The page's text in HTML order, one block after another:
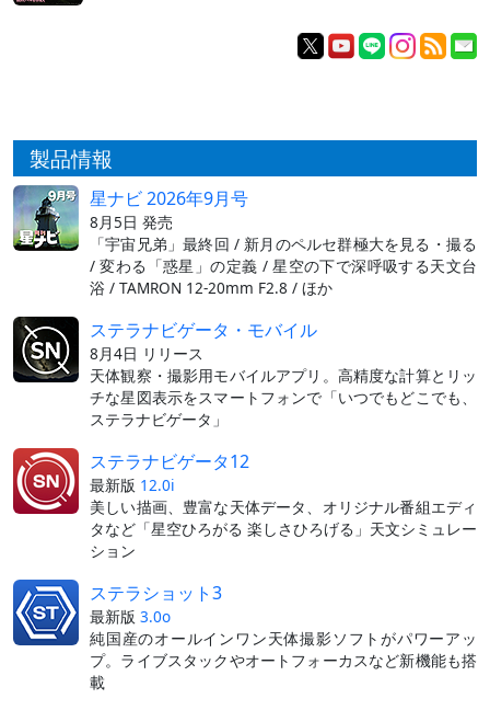
製品情報
星ナビ 2026年9月号
8月5日 発売
「宇宙兄弟」最終回 / 新月のペルセ群極大を見る・撮る
/ 変わる「惑星」の定義 / 星空の下で深呼吸する天文台
浴 / TAMRON 12-20mm F2.8 / ほか
ステラナビゲータ・モバイル
8月4日 リリース
天体観察・撮影用モバイルアプリ。高精度な計算とリッ
チな星図表示をスマートフォンで「いつでもどこでも、
ステラナビゲータ」
ステラナビゲータ12
最新版 12.0i
美しい描画、豊富な天体データ、オリジナル番組エディ
タなど「星空ひろがる 楽しさひろげる」天文シミュレー
ション
ステラショット3
最新版 3.0o
純国産のオールインワン天体撮影ソフトがパワーアッ
プ。ライブスタックやオートフォーカスなど新機能も搭
載